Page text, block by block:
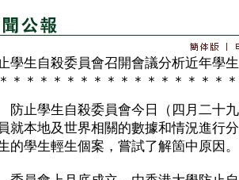
學生自殺委員會召開會議分析近年學
＊＊＊＊＊＊＊＊＊＊＊＊＊＊＊＊
止學生自殺委員會今日（四月二十九
就本地及世界相關的數據和情況進行
的學生輕生個案，嘗試了解箇中原因。